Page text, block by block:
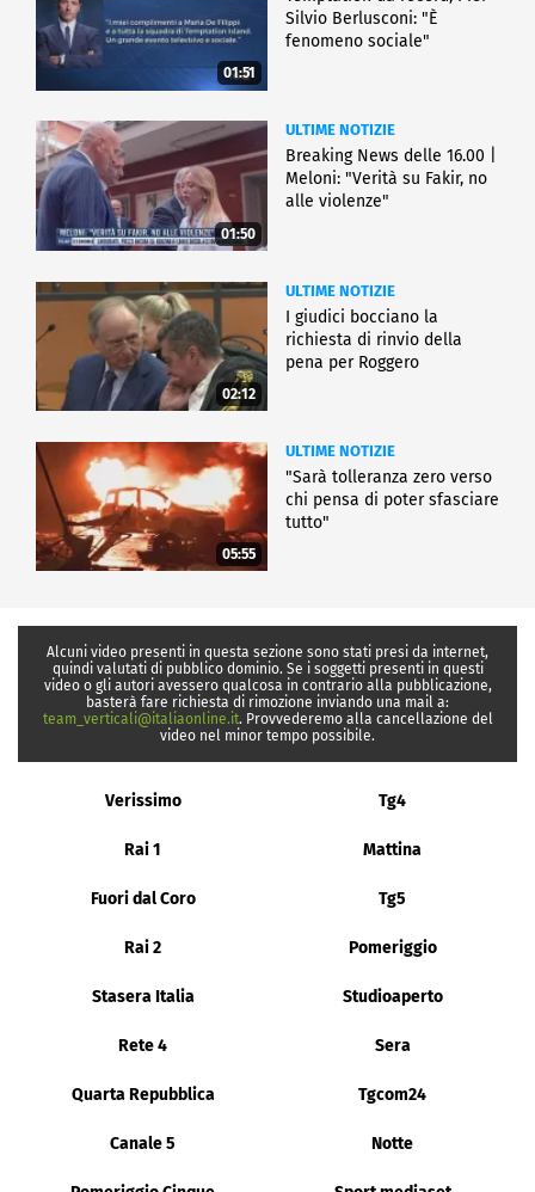
01:51
Silvio Berlusconi: "È
fenomeno sociale"
01:50
ULTIME NOTIZIE
Breaking News delle 16.00 |
Meloni: "Verità su Fakir, no
alle violenze"
02:12
ULTIME NOTIZIE
I giudici bocciano la
richiesta di rinvio della
pena per Roggero
05:55
ULTIME NOTIZIE
"Sarà tolleranza zero verso
chi pensa di poter sfasciare
tutto"
Alcuni video presenti in questa sezione sono stati presi da internet,
quindi valutati di pubblico dominio. Se i soggetti presenti in questi
video o gli autori avessero qualcosa in contrario alla pubblicazione,
basterà fare richiesta di rimozione inviando una mail a:
team_verticali@italiaonline.it. Provvederemo alla cancellazione del
video nel minor tempo possibile.
Verissimo Tg4
Rai 1 Mattina
Fuori dal Coro Tg5
Rai 2 Pomeriggio
Stasera Italia Studioaperto
Rete 4 Sera
Quarta Repubblica Tgcom24
Canale 5 Notte